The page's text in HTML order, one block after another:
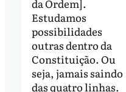
da Ordem].
Estudamos
possibilidades
outras dentro da
Constituição. Ou
seja, jamais saindo
das quatro linhas.